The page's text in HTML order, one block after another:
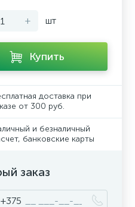
+ шт
Купить
доставка при
от 300 руб.
и безналичный
банковские карты
заказ
+375